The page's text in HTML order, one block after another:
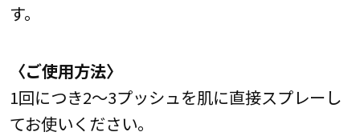
す。
〈ご使用方法〉
1回につき2～3プッシュを肌に直接スプレーし
てお使いください。